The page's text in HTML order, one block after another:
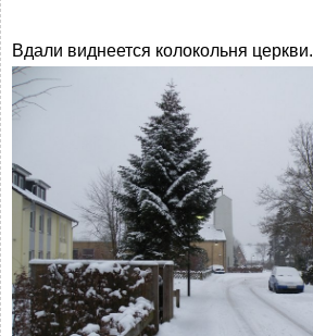
Вдали виднеется колокольня церкви.